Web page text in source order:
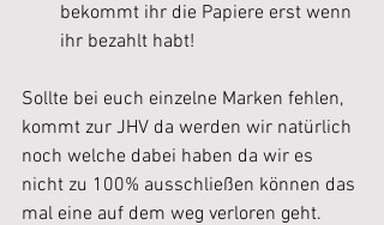
bekommt ihr die Papiere erst wenn
ihr bezahlt habt!
Sollte bei euch einzelne Marken fehlen,
kommt zur JHV da werden wir natürlich
noch welche dabei haben da wir es
nicht zu 100% ausschließen können das
mal eine auf dem weg verloren geht.